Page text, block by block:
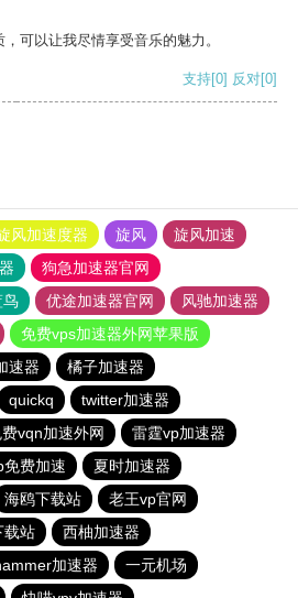
可以让我尽情享受音乐的魅力。
支持[0] 反对[0]
风加速度器 旋风
旋风加速
狗急加速器官网
鸟 优途加速器官网
风驰加速器
免费vps加速器外网苹果版
速器
橘子加速器
quickq
twitter加速器
vqn加速外网
雷霆vp加速器
免费加速
夏时加速器
海鸥下载站
老王vp官网
载站
西柚加速器
加速器
一元机场